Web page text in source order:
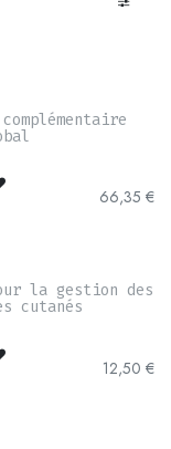
66,35 €
la gestion des
cutanés
12,50 €